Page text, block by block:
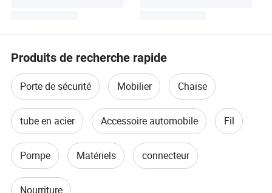
Produits de recherche rapide
Porte de sécurité Mobilier Chaise
tube en acier Accessoire automobile Fil
Pompe Matériels connecteur
Nourriture